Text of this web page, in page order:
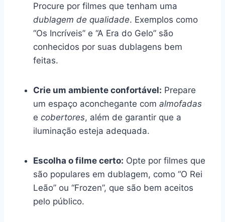
Procure por filmes que tenham uma
dublagem de qualidade. Exemplos como
“Os Incríveis” e “A Era do Gelo” são
conhecidos por suas dublagens bem
feitas.
Crie um ambiente confortável: Prepare
um espaço aconchegante com almofadas
e cobertores, além de garantir que a
iluminação esteja adequada.
Escolha o filme certo: Opte por filmes que
são populares em dublagem, como “O Rei
Leão” ou “Frozen”, que são bem aceitos
pelo público.